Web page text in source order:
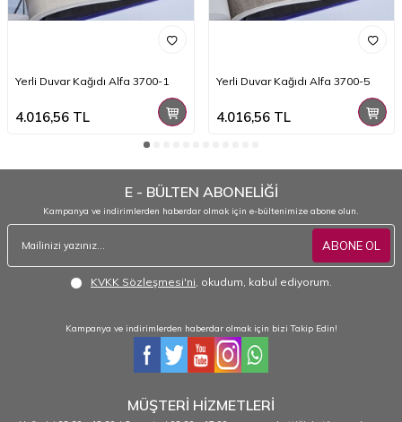
Yerli Duvar Kağıdı Alfa 3700-1
4.016,56 TL
Yerli Duvar Kağıdı Alfa 3700-5
4.016,56TL
E - BÜLTEN ABONELİĞİ
Kampanya ve indirimlerden haberdar olmak için e-bültenimize abone olun.
ABONE OL
KVKK Sözleşmesi'ni, okudum, kabul ediyorum.
Kampanya ve indirimlerden haberdar olmak için bizi Takip Edin!
MÜŞTERİ HİZMETLERİ